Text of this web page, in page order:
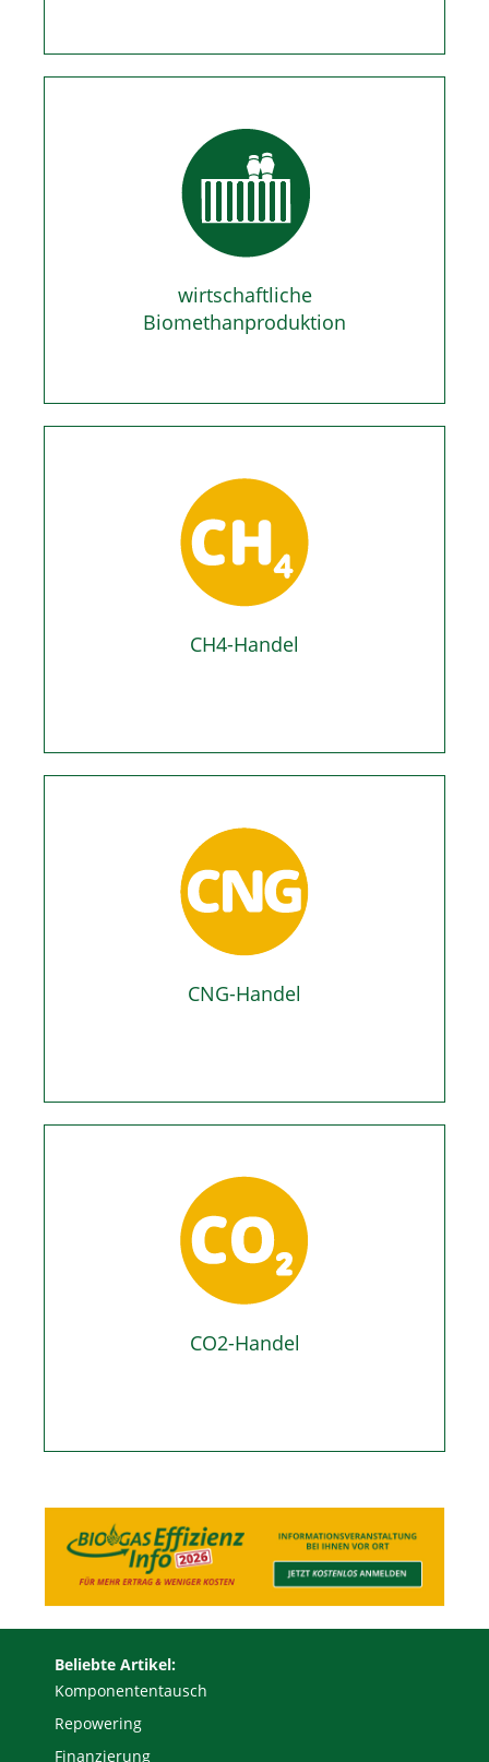
wirtschaftliche
Biomethanproduktion
CH4-Handel
CNG-Handel
CO2-Handel
Beliebte Artikel:
Komponententausch
Repowering
Finanzierung